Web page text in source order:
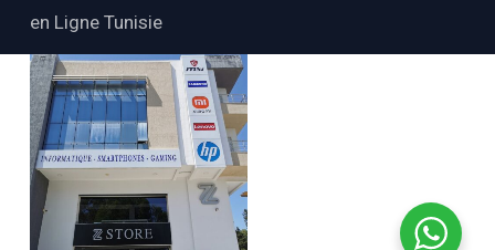
en Ligne Tunisie